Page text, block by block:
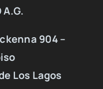
A.G.
904 –
Los Lagos